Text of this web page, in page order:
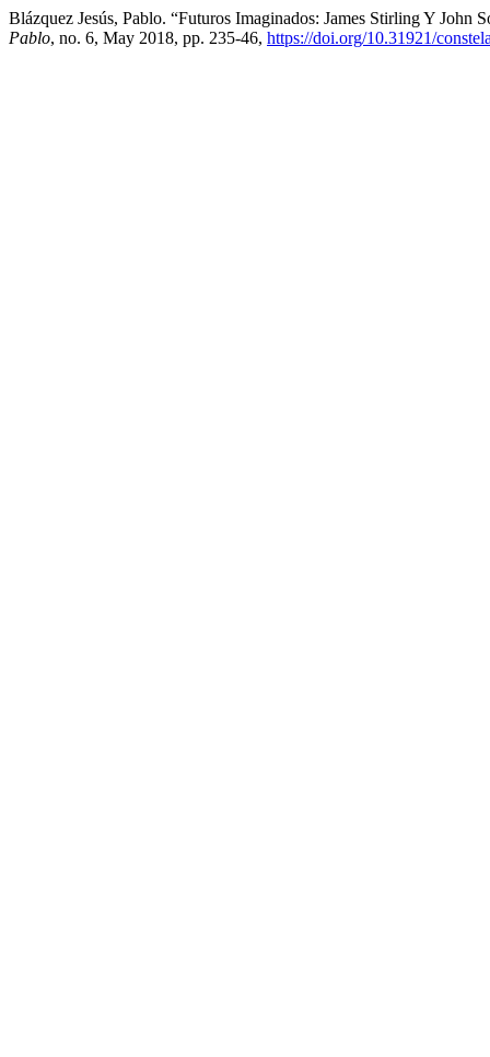
Blázquez Jesús, Pablo. “Futuros Imaginados: James Stirling Y John
Pablo, no. 6, May 2018, pp. 235-46, https://doi.org/10.31921/